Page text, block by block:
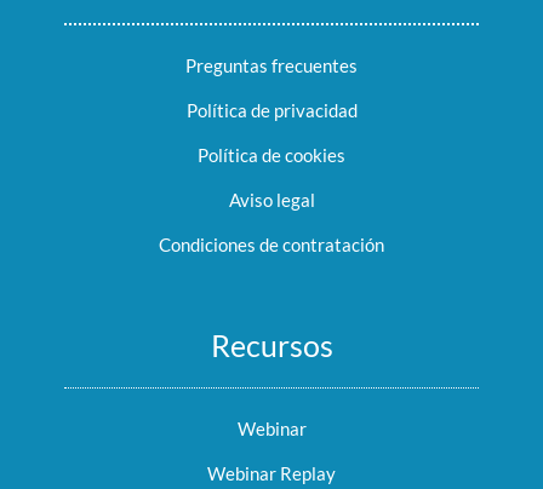
Preguntas frecuentes
Política de privacidad
Política de cookies
Aviso legal
Condiciones de contratación
Recursos
Webinar
Webinar Replay